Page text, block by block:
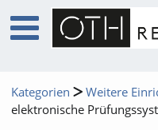
Kategorien Weitere
elektronische